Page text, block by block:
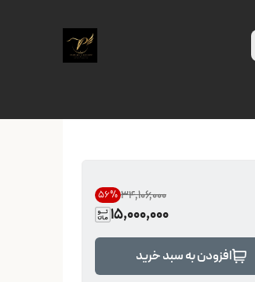
۳۴٬۱۰۶٬۰۰۰ 56%
15,000,000
افزودن به سبد خرید